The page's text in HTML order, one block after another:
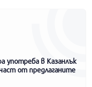
употреба в Казанлък
от предлаганите